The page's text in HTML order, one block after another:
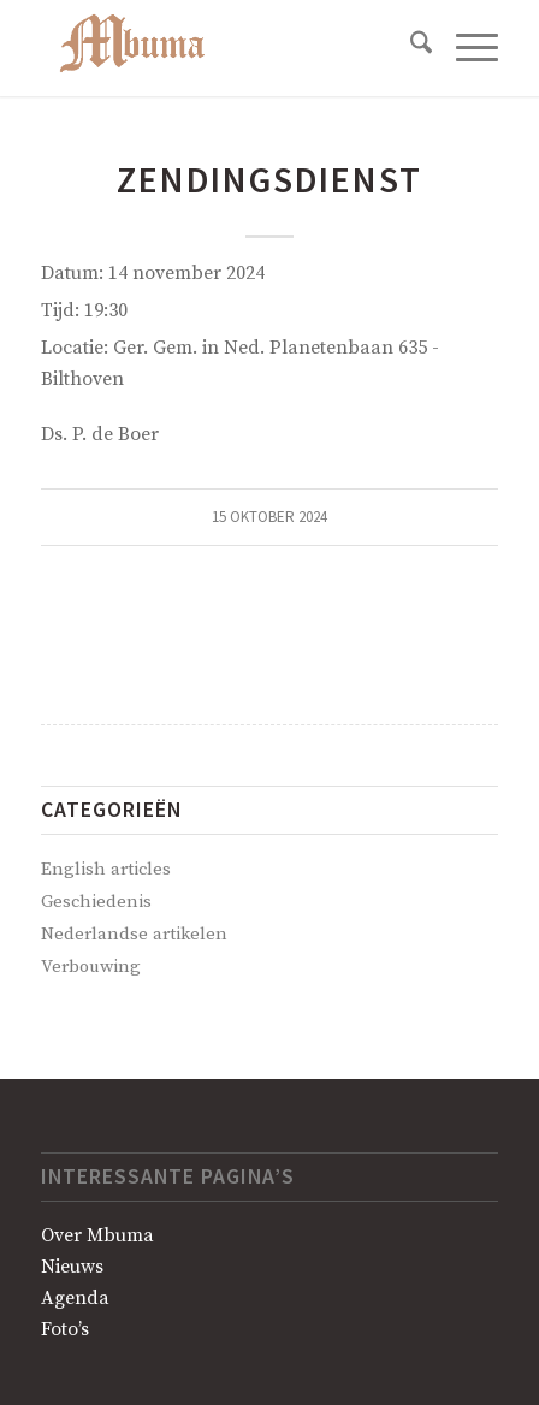
ZENDINGSDIENST
Datum: 14 november 2024
Tijd: 19:30
Locatie: Ger. Gem. in Ned. Planetenbaan 635 -
Bilthoven
Ds. P. de Boer
15 OKTOBER 2024
CATEGORIEËN
English articles
Geschiedenis
Nederlandse artikelen
Verbouwing
INTERESSANTE PAGINA’S
Over Mbuma
Nieuws
Agenda
Foto’s